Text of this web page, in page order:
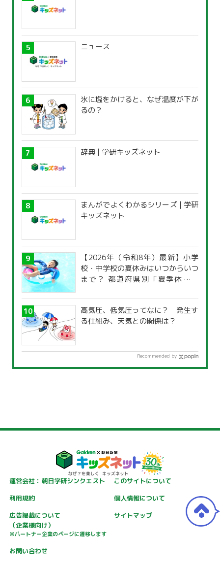
ニュース
氷に塩をかけると、なぜ温度が下が
るの？
辞典 | 学研キッズネット
まんがでよくわかるシリーズ | 学研
キッズネット
【2026年（令和8年）最新】小学
校・中学校の夏休みはいつからいつ
まで？ 都道府県別「夏季休暇一
高気圧、低気圧ってなに？ 発生す
る仕組み、天気との関係は？
Recommended by
運営会社：朝日学研シンクエスト
このサイトについて
利用規約
個人情報について
広告掲載について
（企業様向け）
※パートナー企業のページに遷移します
サイトマップ
お問い合わせ